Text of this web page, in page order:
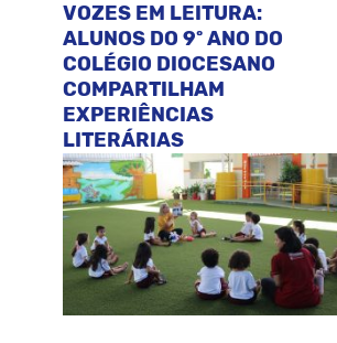
VOZES EM LEITURA:
ALUNOS DO 9º ANO DO
COLÉGIO DIOCESANO
COMPARTILHAM
EXPERIÊNCIAS
LITERÁRIAS